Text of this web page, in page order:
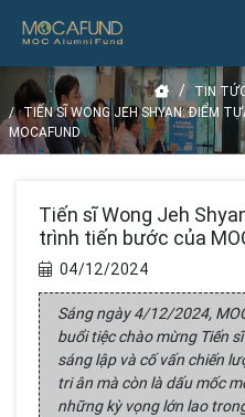
TIN
TIẾN SĨ WONG JEH SHYAN: ĐIỂM
MOCAFUND
Tiến sĩ Wong Jeh
trình tiến bước của
04/12/2024
Sáng ngày 4/12/2024,
buổi tiệc chào mừng Tiến
sáng lập và cố vấn chiến
tri ân mà còn là dấu mốc
những kỳ vọng lớn lao